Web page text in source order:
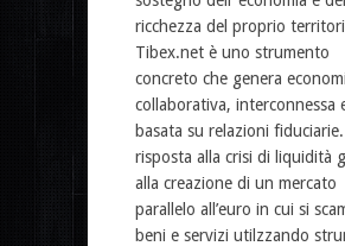
ricchezza del proprio
Tibex.net è uno strumento
concreto che genera
collaborativa, interconnessa
basata su relazioni
risposta alla crisi di liquidità
alla creazione di un mercato
parallelo all’euro in cui si
beni e servizi utilzzando